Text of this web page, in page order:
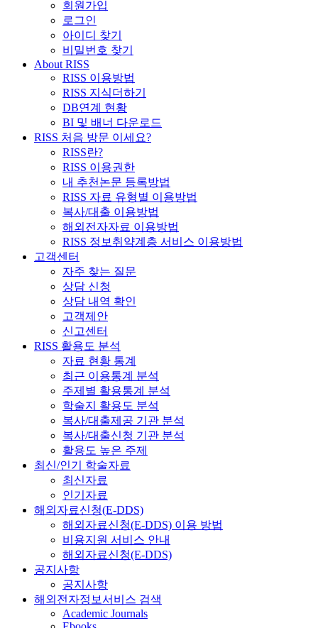
회원가입
로그인
아이디 찾기
비밀번호 찾기
About RISS
RISS 이용방법
RISS 지식더하기
DB연계 현황
BI 및 배너 다운로드
RISS 처음 방문 이세요?
RISS란?
RISS 이용권한
내 추천논문 등록방법
RISS 자료 유형별 이용방법
복사/대출 이용방법
해외전자자료 이용방법
RISS 정보취약계층 서비스 이용방법
고객센터
자주 찾는 질문
상담 신청
상담 내역 확인
고객제안
신고센터
RISS 활용도 분석
자료 현황 통계
최근 이용통계 분석
주제별 활용통계 분석
학술지 활용도 분석
복사/대출제공 기관 분석
복사/대출신청 기관 분석
활용도 높은 주제
최신/인기 학술자료
최신자료
인기자료
해외자료신청(E-DDS)
해외자료신청(E-DDS) 이용 방법
비용지원 서비스 안내
해외자료신청(E-DDS)
공지사항
공지사항
해외전자정보서비스 검색
Academic Journals